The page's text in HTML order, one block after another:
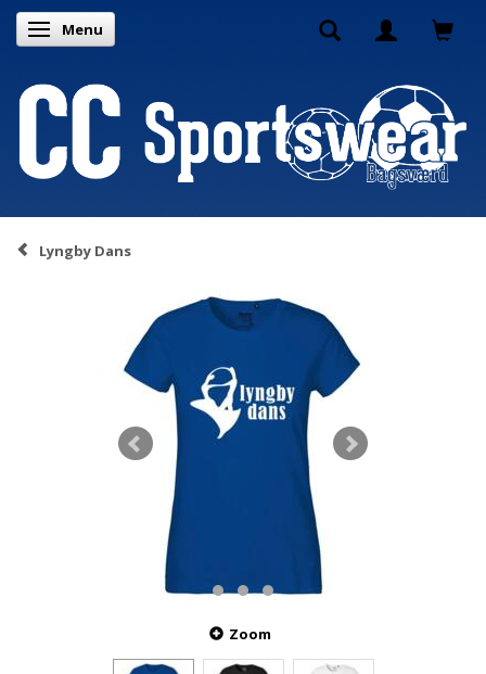
Skifte navigation
Menu
Lyngby Dans
Zoom